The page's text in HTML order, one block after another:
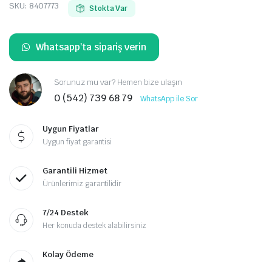
SKU: 8407773 Stokta Var
Whatsapp'ta sipariş verin
Sorunuz mu var? Hemen bize ulaşın
0 (542) 739 68 79 WhatsApp ile Sor
Uygun Fiyatlar
Uygun fiyat garantisi
Garantili Hizmet
Ürünlerimiz garantilidir
7/24 Destek
Her konuda destek alabilirsiniz
Kolay Ödeme